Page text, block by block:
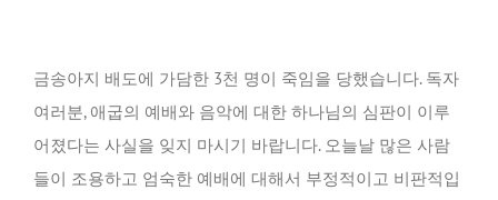
금송아지 배도에 가담한 3천 명이 죽임을 당했습니다. 독자
여러분, 애굽의 예배와 음악에 대한 하나님의 심판이 이루
어졌다는 사실을 잊지 마시기 바랍니다. 오늘날 많은 사람
들이 조용하고 엄숙한 예배에 대해서 부정적이고 비판적입